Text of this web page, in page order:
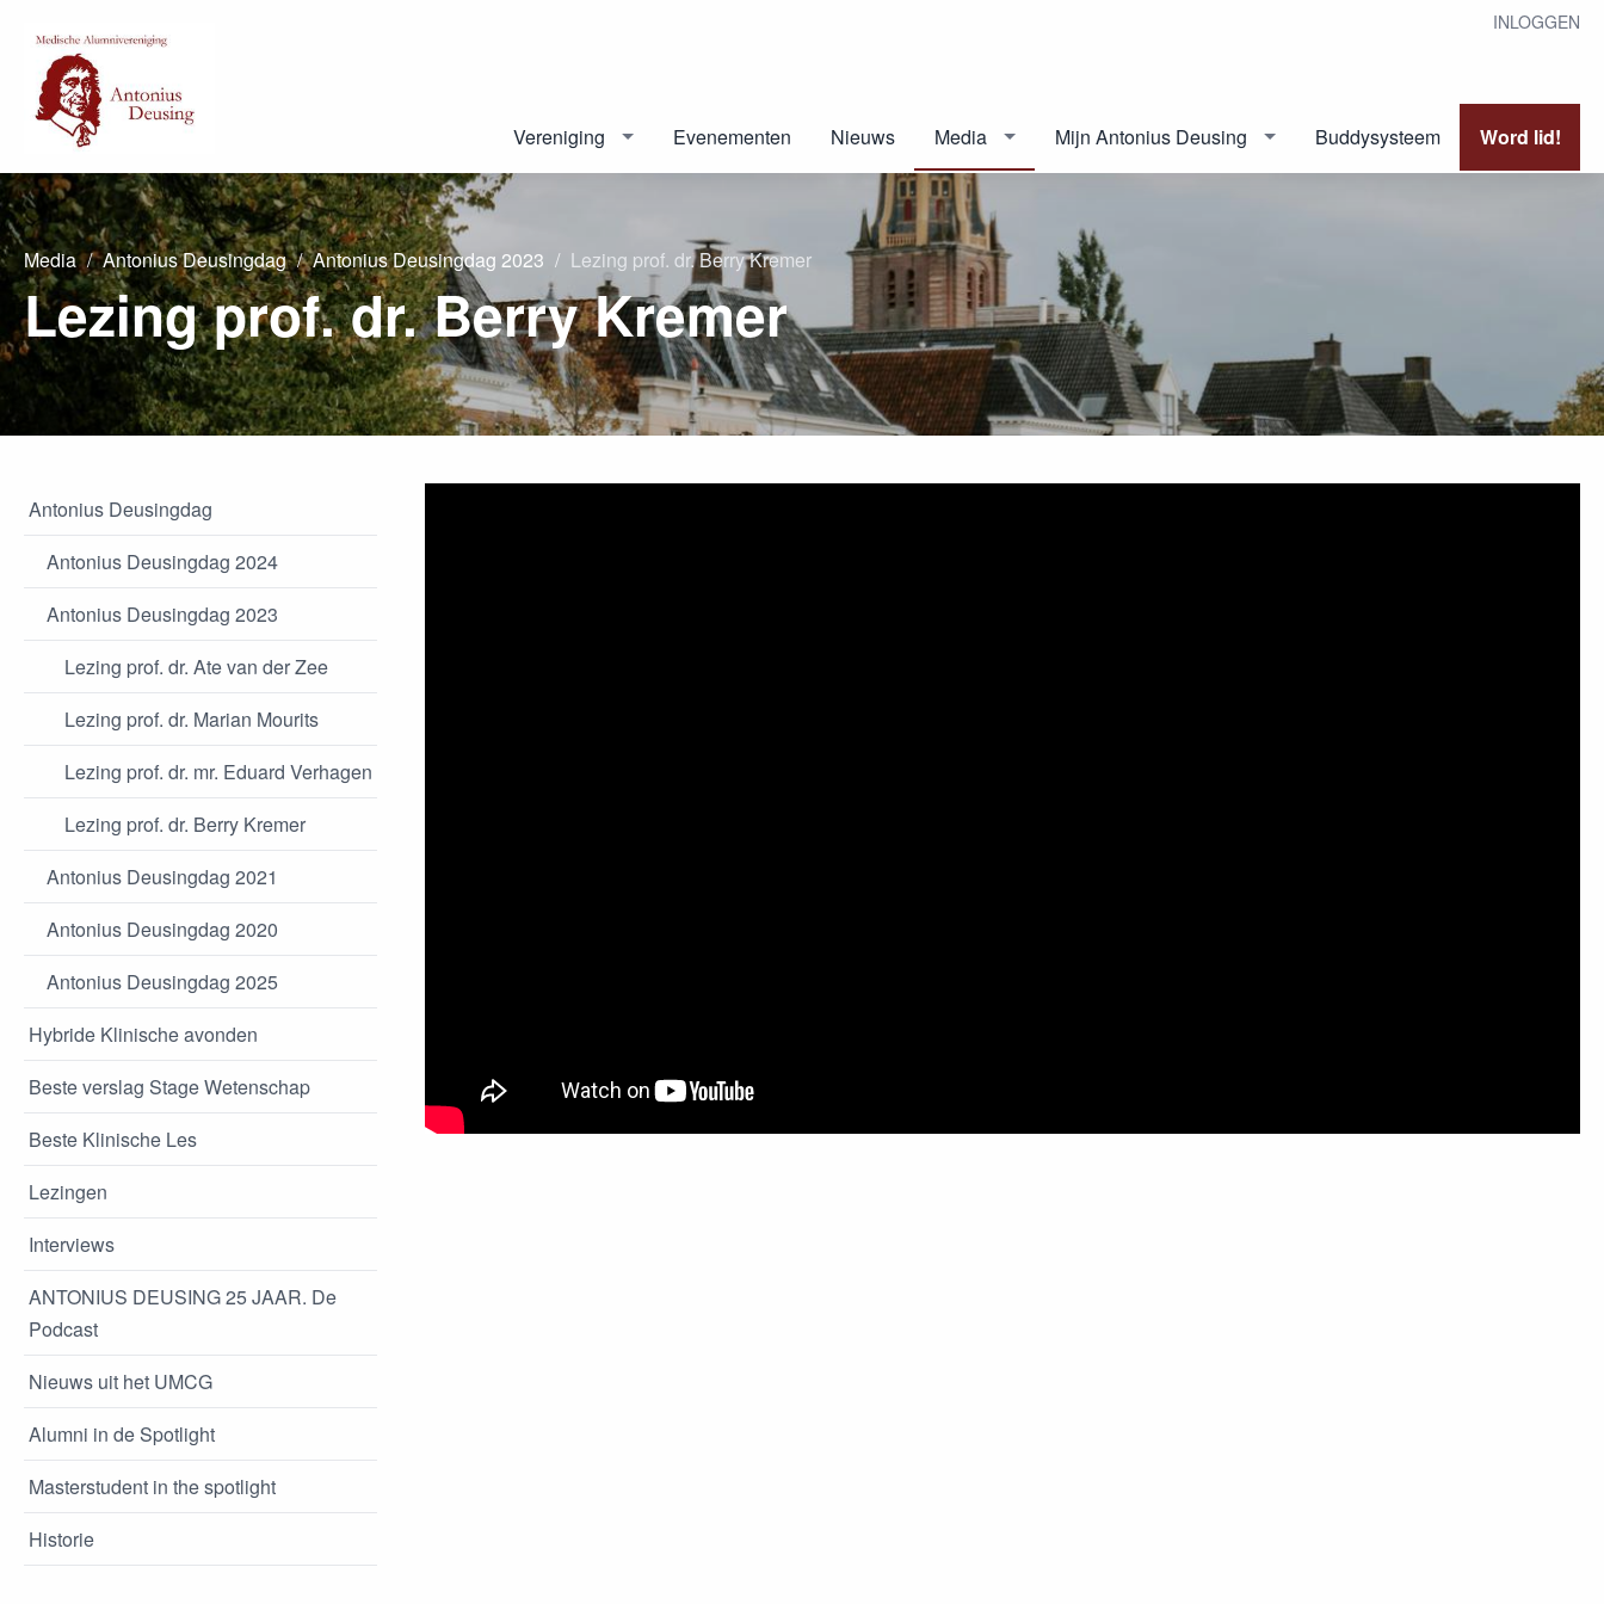
INLOGGEN
Vereniging Evenementen Nieuws Media Mijn Antonius Deusing Buddysysteem Word lid!
Media Antonius Deusingdag Antonius Deusingdag 2023 Lezing prof. dr. Berry Kremer
Lezing prof. dr. Berry Kremer
Antonius Deusingdag
Antonius Deusingdag 2024
Antonius Deusingdag 2023
Lezing prof. dr. Ate van der Zee
Lezing prof. dr. Marian Mourits
Lezing prof. dr. mr. Eduard Verhagen
Lezing prof. dr. Berry Kremer
Antonius Deusingdag 2021
Antonius Deusingdag 2020
Antonius Deusingdag 2025
Hybride Klinische avonden
Beste verslag Stage Wetenschap
Beste Klinische Les
Lezingen
Interviews
ANTONIUS DEUSING 25 JAAR. De
Podcast
Nieuws uit het UMCG
Alumni in de Spotlight
Masterstudent in the spotlight
Historie